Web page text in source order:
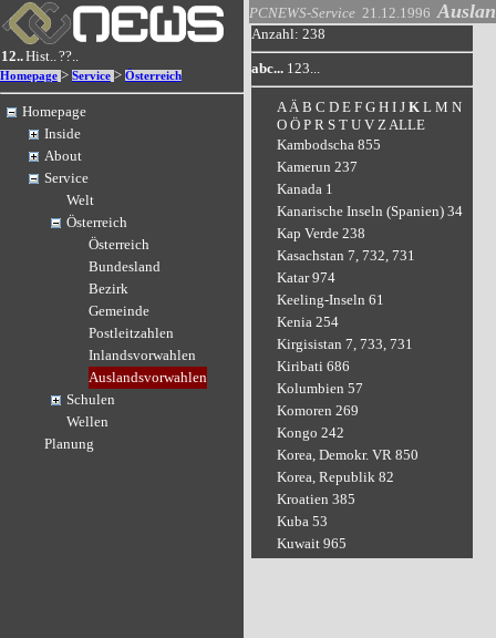
12..Hist..??..
Homepage > Service > Österreich
Homepage
Inside
About
Service
Welt
Österreich
Österreich
Bundesland
Bezirk
Gemeinde
Postleitzahlen
Inlandsvorwahlen
Auslandsvorwahlen
Schulen
Wellen
Planung
PCNEWS-Service 21.12.1996
Anzahl: 238
abc... 123...
A Ä B C D E F G H I J K L M N
O Ö P R S T U V Z ALLE
Kambodscha 855
Kamerun 237
Kanada 1
Kanarische Inseln (Spanien) 34
Kap Verde 238
Kasachstan 7, 732, 731
Katar 974
Keeling-Inseln 61
Kenia 254
Kirgisistan 7, 733, 731
Kiribati 686
Kolumbien 57
Komoren 269
Kongo 242
Korea, Demokr. VR 850
Korea, Republik 82
Kroatien 385
Kuba 53
Kuwait 965